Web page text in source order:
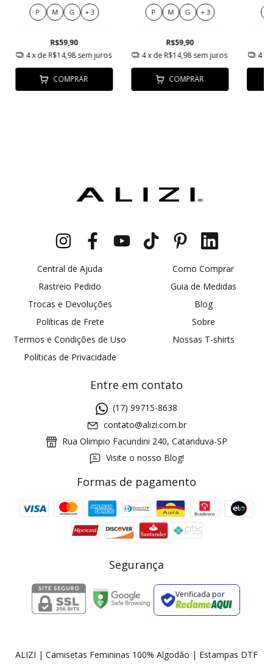
P M G + 3
R$59,90
4x de R$14,98 sem juros
COMPRAR
P M G + 3
R$59,90
4x de R$14,98sem juros
COMPRAR
4
Central de Ajuda
Rastreio Pedido
Trocas e Devoluções
Políticas de Frete
Termos e Condições de Uso
Políticas de Privacidade
Como Comprar
Guia de Medidas
Blog
Sobre
Nossas T-shirts
Entre em contato
(17) 99715-8638
contato@alizi.com.br
Rua Olimpio Facundini 240, Catanduva-SP
Visite o nosso Blog!
Formas de pagamento
Segurança
Verificada por
ALIZI | Camisetas Femininas 100% Algodão | Estampas DTF
Cupom 1a compra: GANHE5
2 pecas 7% OFF